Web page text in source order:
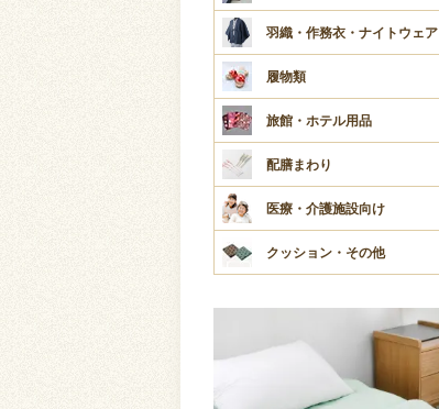
羽織・作務衣・ナイトウェア
履物類
旅館・ホテル用品
配膳まわり
医療・介護施設向け
クッション・その他